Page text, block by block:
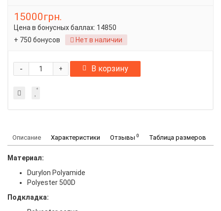
15000грн.
Цена в бонусных баллах: 14850
+ 750 бонусов
Нет в наличии
+
- В корзину
Описание Характеристики Отзывы 0 Таблица размеров
Материал:
Durylon Polyamide
Polyester 500D
Подкладка: